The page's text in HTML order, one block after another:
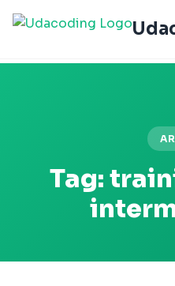
Tag: